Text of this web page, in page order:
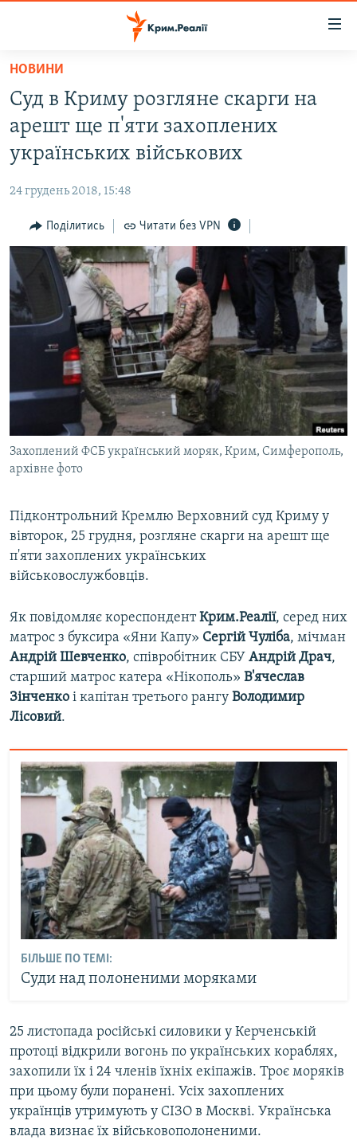
Перейти
основного
матеріалу
Перейти
до
основної
навігації
Перейти
до
пошуку
ВОДА.КРИМ
ВІДЕО ТА ФОТО
БЛОГИ
ПОГЛЯД
ІНТЕРВ'Ю
ВСЕ ЗА ДЕНЬ
СПЕЦПРОЕКТИ
ДЕПОРТАЦІЯ
ВІДЕОУРОКИ «ELIFBE»
СВІДЧЕННЯ ОКУПАЦІЇ
УКРАЇНСЬКА ПРОБЛЕМА КРИМУ
ІНФОГРАФІКА
ЯК ОБІЙТИ БЛОКУВАННЯ
Русский
ДОЛУЧАЙСЯ!
Усі сайти RFE/RL
НОВИНИ
Суд в Криму розгляне скарги на
арешт ще п'яти захоплених
українських військових
24 грудень 2018, 15:48
Поділитись Читати без VPN
Захоплений ФСБ український моряк, Крим, Симферополь,
архівне фото
Підконтрольний Кремлю Верховний суд Криму у
вівторок, 25 грудня, розгляне скарги на арешт ще
п'яти захоплених українських
військовослужбовців.
Як повідомляє кореспондентКрим.Реалії, серед них
матрос з буксира «Яни Капу» Сергій Чуліба, мічман
Андрій Шевченко, співробітник СБУ Андрій Драч,
старший матрос катера «Нікополь» В'ячеслав
Зінченко і капітан третього рангу Володимир
Лісовий.
БІЛЬШЕ ПО ТЕМІ:
Суди над полоненими моряками
25 листопада російські силовики у Керченській
протоці відкрили вогонь по українських кораблях,
захопили їх і 24 членів їхніх екіпажів. Троє моряків
при цьому були поранені. Усіх захоплених
українців утримують у СІЗО в Москві. Українська
влада визнає їх військовополоненими.